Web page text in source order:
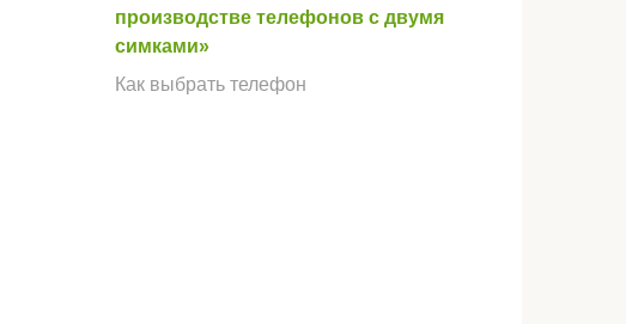
производстве телефонов с двумя
симками»
Как выбрать телефон